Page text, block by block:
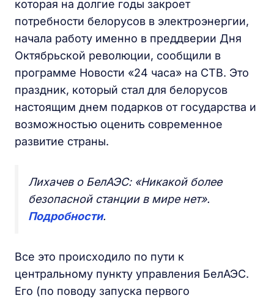
которая на долгие годы закроет
потребности белорусов в электроэнергии,
начала работу именно в преддверии Дня
Октябрьской революции, сообщили в
программе Новости «24 часа» на СТВ. Это
праздник, который стал для белорусов
настоящим днем подарков от государства и
возможностью оценить современное
развитие страны.
Лихачев о БелАЭС: «Никакой более
безопасной станции в мире нет».
Подробности.
Все это происходило по пути к
центральному пункту управления БелАЭС.
Его (по поводу запуска первого